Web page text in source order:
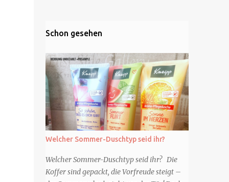
Schon gesehen
Welcher Sommer-Duschtyp seid ihr?
Welcher Sommer-Duschtyp seid ihr? Die
Koffer sind gepackt, die Vorfreude steigt –